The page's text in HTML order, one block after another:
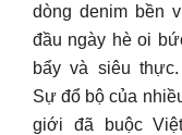
dòng denim bền
đầu ngày hè oi
bẩy và siêu thực.
Sự đổ bộ của
giới đã buộc